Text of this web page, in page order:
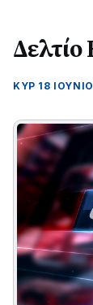
ΚΥΡ 18